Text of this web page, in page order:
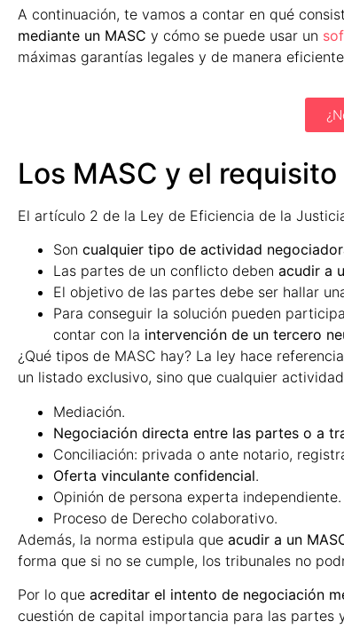
A continuación, te vamos a contar en qué
mediante un MASC y cómo se puede usar un
máximas garantías legales y de manera
Los MASC y el
El artículo 2 de la Ley de Eficiencia de la
Son cualquier tipo de actividad
Las partes de un conflicto deben acudir a
El objetivo de las partes debe ser hallar
Para conseguir la solución pueden
contar con la intervención de un tercero
¿Qué tipos de MASC hay? La ley hace
un listado exclusivo, sino que cualquier
Mediación.
Negociación directa entre las partes o a
Conciliación: privada o ante notario,
Oferta vinculante confidencial.
Opinión de persona experta independiente.
Proceso de Derecho colaborativo.
Además, la norma estipula que acudir a un
forma que si no se cumple, los tribunales no
Por lo que acreditar el intento de negociación
cuestión de capital importancia para las partes